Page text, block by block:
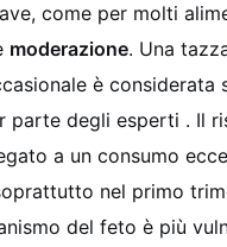
come per molti
moderazione. Una
è considerata
parte degli esperti . Il
a un consumo
nel primo
del feto è più